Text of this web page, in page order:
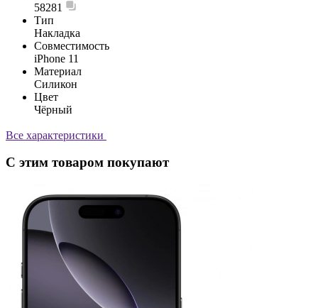
58281
Тип
Накладка
Совместимость
iPhone 11
Материал
Силикон
Цвет
Чёрный
Все характеристики
С этим товаром покупают